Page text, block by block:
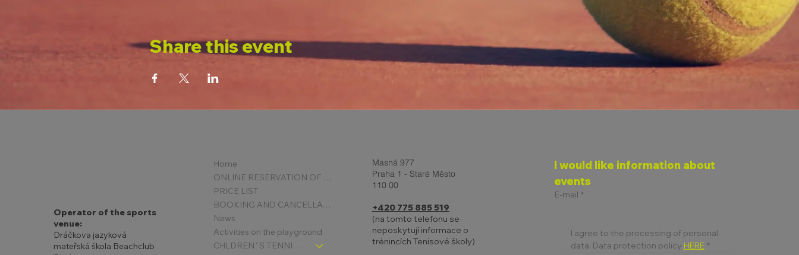
Share this event
Operator of the sports
venue:
Dráčkova jazyková
mateřská škola Beachclub
Home
ONLINE RESERVATION OF COURTS
PRICE LIST
BOOKING AND CANCELLATION
News
Activities on the playground
CHLDREN´S TENNIS SCHOOL - SIGNPOST
Masná 977
Praha 1 - Staré Město
110 00
+420 775 885 519
(na tomto telefonu se
neposkytují informace o
trénincích Tenisové školy)
I would like information about
events
E-mail *
I agree to the processing of personal
data. Data protection policy HERE *